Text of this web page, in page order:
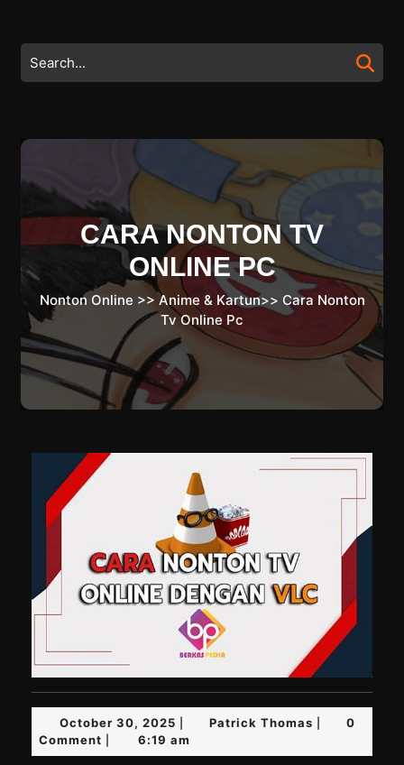
content
Search
for:
CARA NONTON TV
ONLINE PC
Nonton Online >> Anime & Kartun>> Cara Nonton
Tv Online Pc
October 30, 2025 October
30,
2025
Patrick Thomas Patrick
0
Comment
6:19 am